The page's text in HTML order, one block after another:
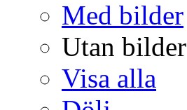
Med bilder
Utan bilder
Visa alla